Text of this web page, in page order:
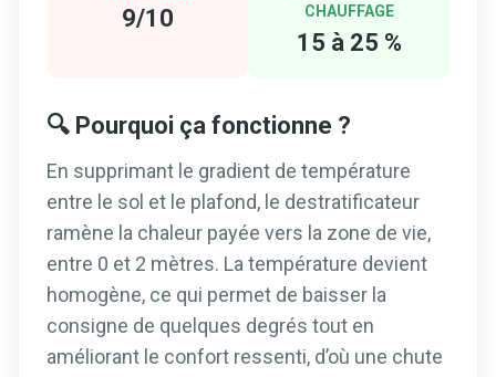
9/10
CHAUFFAGE
15 à 25 %
🔍 Pourquoi ça fonctionne ?
En supprimant le gradient de température
entre le sol et le plafond, le destratificateur
ramène la chaleur payée vers la zone de vie,
entre 0 et 2 mètres. La température devient
homogène, ce qui permet de baisser la
consigne de quelques degrés tout en
améliorant le confort ressenti, d’où une chute